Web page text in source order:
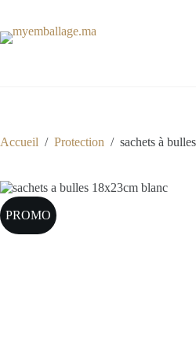
contenu
Accueil / Protection / sachets à
PROMO